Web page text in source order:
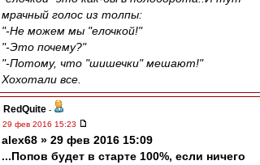
мрачный голос из толпы:
"-Не можем мы "елочкой!"
"-Это почему?"
"-Потому, что "шишечки" мешают!"
Хохотали все.
RedQuite -
29 фев 2016 15:23
alex68 » 29 фев 2016 15:09
...Попов будет в старте 100%, если ничего